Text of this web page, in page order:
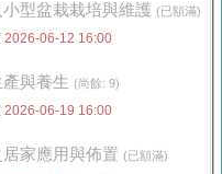
型盆栽栽培與維護 (已額滿)
2026-06-12 16:00
與養生 (尚餘: 9)
2026-06-19 16:00
家應用與佈置 (已額滿)